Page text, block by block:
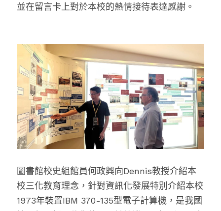
並在留言卡上對於本校的熱情接待表達感謝。
圖書館校史組館員何政興向Dennis教授介紹本
校三化教育理念，針對資訊化發展特別介紹本校
1973年裝置IBM 370-135型電子計算機，是我國